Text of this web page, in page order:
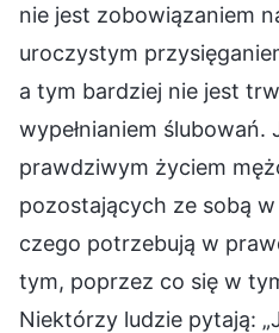
nie jest zobowiązaniem
uroczystym
a tym bardziej nie jest
wypełnianiem ślubowań.
prawdziwym życiem
pozostających ze sobą
czego potrzebują w
tym, poprzez co się w
Niektórzy ludzie pytają: